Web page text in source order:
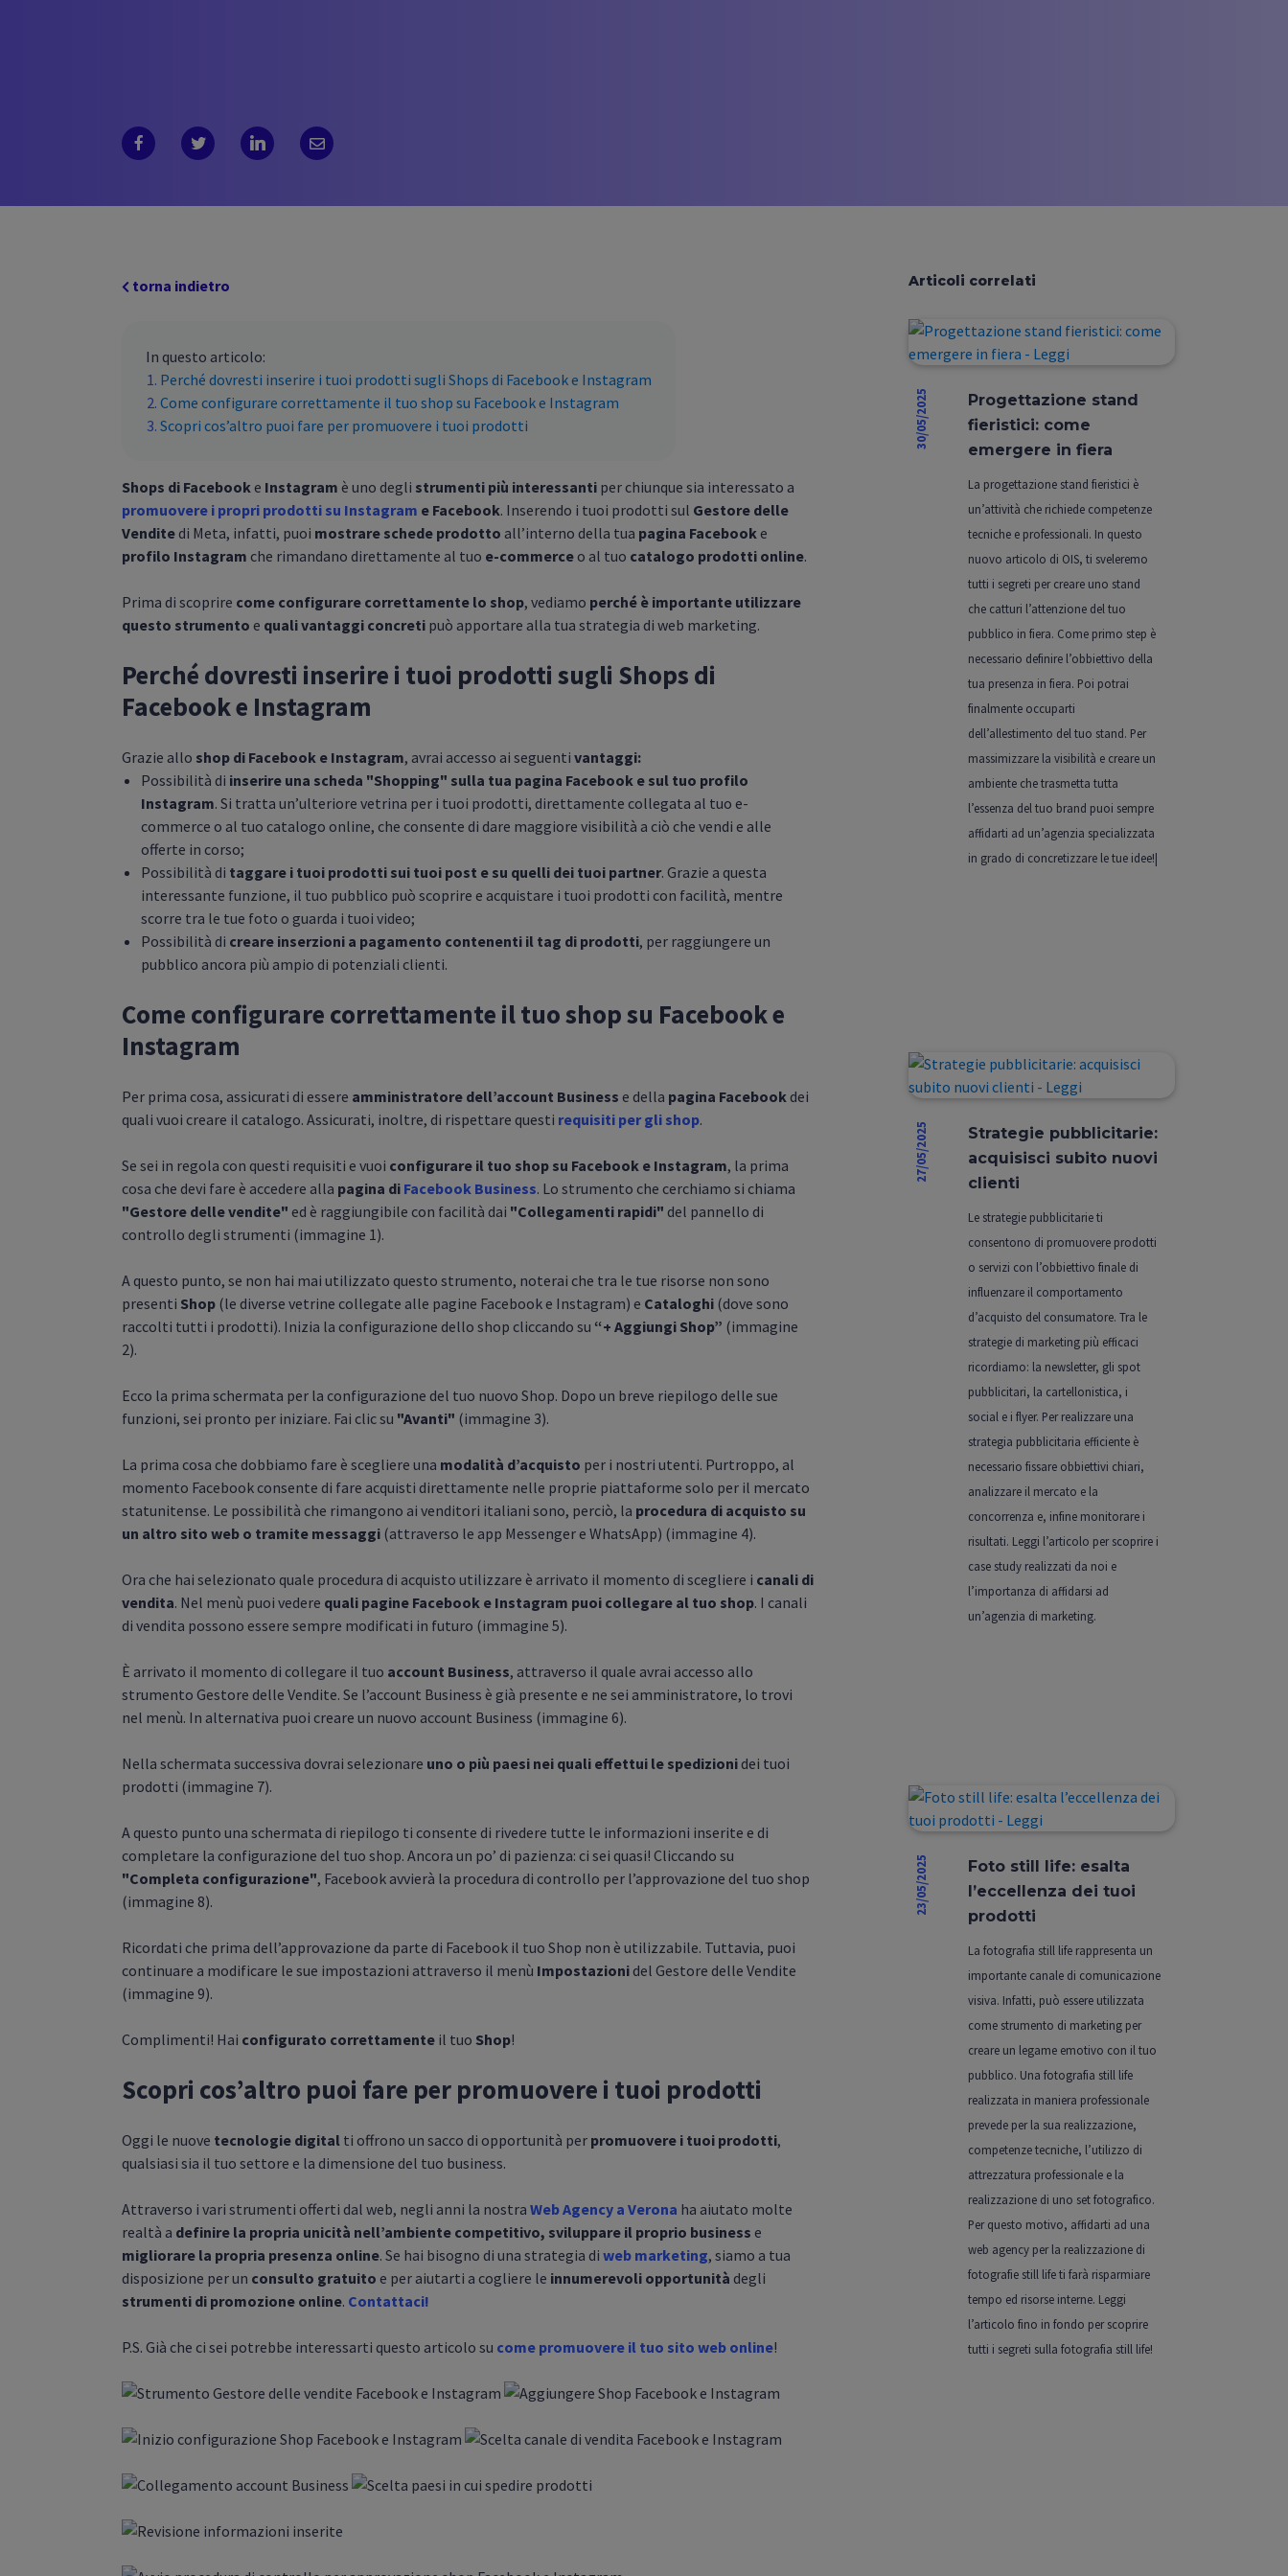
torna indietro
In questo articolo:
Perché dovresti inserire i tuoi prodotti sugli Shops di Facebook e Instagram
Come configurare correttamente il tuo shop su Facebook e Instagram
Scopri cos’altro puoi fare per promuovere i tuoi prodotti
Shops di Facebook e Instagram è uno degli strumenti più interessanti per chiunque sia interessato a
promuovere i propri prodotti su Instagram e Facebook. Inserendo i tuoi prodotti sul Gestore delle
Vendite di Meta, infatti, puoi mostrare schede prodotto all’interno della tua pagina Facebook e
profilo Instagram che rimandano direttamente al tuo e-commerce o al tuo catalogo prodotti online.
Prima di scoprire come configurare correttamente lo shop, vediamo perché è importante utilizzare
questo strumento e quali vantaggi concreti può apportare alla tua strategia di web marketing.
Perché dovresti inserire i tuoi prodotti sugli Shops di
Facebook e Instagram
Grazie allo shop di Facebook e Instagram, avrai accesso ai seguenti vantaggi:
Possibilità di inserire una scheda "Shopping" sulla tua pagina Facebook e sul tuo profilo
Instagram. Si tratta un’ulteriore vetrina per i tuoi prodotti, direttamente collegata al tuo e-
commerce o al tuo catalogo online, che consente di dare maggiore visibilità a ciò che vendi e alle
offerte in corso;
Possibilità di taggare i tuoi prodotti sui tuoi post e su quelli dei tuoi partner. Grazie a questa
interessante funzione, il tuo pubblico può scoprire e acquistare i tuoi prodotti con facilità, mentre
scorre tra le tue foto o guarda i tuoi video;
Possibilità di creare inserzioni a pagamento contenenti il tag di prodotti, per raggiungere un
pubblico ancora più ampio di potenziali clienti.
Come configurare correttamente il tuo shop su Facebook e
Instagram
Per prima cosa, assicurati di essere amministratore dell’account Business e della pagina Facebook dei
quali vuoi creare il catalogo. Assicurati, inoltre, di rispettare questi requisiti per gli shop.
Se sei in regola con questi requisiti e vuoi configurare il tuo shop su Facebook e Instagram, la prima
cosa che devi fare è accedere alla pagina di Facebook Business. Lo strumento che cerchiamo si chiama
"Gestore delle vendite" ed è raggiungibile con facilità dai "Collegamenti rapidi" del pannello di
controllo degli strumenti (immagine 1).
A questo punto, se non hai mai utilizzato questo strumento, noterai che tra le tue risorse non sono
presenti Shop (le diverse vetrine collegate alle pagine Facebook e Instagram) e Cataloghi (dove sono
raccolti tutti i prodotti). Inizia la configurazione dello shop cliccando su “+ Aggiungi Shop” (immagine
2).
Ecco la prima schermata per la configurazione del tuo nuovo Shop. Dopo un breve riepilogo delle sue
funzioni, sei pronto per iniziare. Fai clic su "Avanti" (immagine 3).
La prima cosa che dobbiamo fare è scegliere una modalità d’acquisto per i nostri utenti. Purtroppo, al
momento Facebook consente di fare acquisti direttamente nelle proprie piattaforme solo per il mercato
statunitense. Le possibilità che rimangono ai venditori italiani sono, perciò, la procedura di acquisto su
un altro sito web o tramite messaggi (attraverso le app Messenger e WhatsApp) (immagine 4).
Ora che hai selezionato quale procedura di acquisto utilizzare è arrivato il momento di scegliere i canali di
vendita. Nel menù puoi vedere quali pagine Facebook e Instagram puoi collegare al tuo shop. I canali
di vendita possono essere sempre modificati in futuro (immagine 5).
È arrivato il momento di collegare il tuo account Business, attraverso il quale avrai accesso allo
strumento Gestore delle Vendite. Se l’account Business è già presente e ne sei amministratore, lo trovi
nel menù. In alternativa puoi creare un nuovo account Business (immagine 6).
Nella schermata successiva dovrai selezionare uno o più paesi nei quali effettui le spedizioni dei tuoi
prodotti (immagine 7).
A questo punto una schermata di riepilogo ti consente di rivedere tutte le informazioni inserite e di
completare la configurazione del tuo shop. Ancora un po’ di pazienza: ci sei quasi! Cliccando su
"Completa configurazione", Facebook avvierà la procedura di controllo per l’approvazione del tuo shop
(immagine 8).
Ricordati che prima dell’approvazione da parte di Facebook il tuo Shop non è utilizzabile. Tuttavia, puoi
continuare a modificare le sue impostazioni attraverso il menù Impostazioni del Gestore delle Vendite
(immagine 9).
Complimenti! Hai configurato correttamente il tuo Shop!
Scopri cos’altro puoi fare per promuovere i tuoi prodotti
Oggi le nuove tecnologie digital ti offrono un sacco di opportunità per promuovere i tuoi prodotti,
qualsiasi sia il tuo settore e la dimensione del tuo business.
Attraverso i vari strumenti offerti dal web, negli anni la nostra Web Agency a Verona ha aiutato molte
realtà a definire la propria unicità nell’ambiente competitivo, sviluppare il proprio business e
migliorare la propria presenza online. Se hai bisogno di una strategia di web marketing, siamo a tua
disposizione per un consulto gratuito e per aiutarti a cogliere le innumerevoli opportunità degli
strumenti di promozione online. Contattaci!
P.S. Già che ci sei potrebbe interessarti questo articolo su come promuovere il tuo sito web online!
Articoli correlati
30/05/2025
Progettazione stand
fieristici: come
emergere in fiera
La progettazione stand fieristici è
un’attività che richiede competenze
tecniche e professionali. In questo
nuovo articolo di OIS, ti sveleremo
tutti i segreti per creare uno stand
che catturi l’attenzione del tuo
pubblico in fiera. Come primo step è
necessario definire l’obbiettivo della
tua presenza in fiera. Poi potrai
finalmente occuparti
dell’allestimento del tuo stand. Per
massimizzare la visibilità e creare un
ambiente che trasmetta tutta
l’essenza del tuo brand puoi sempre
affidarti ad un’agenzia specializzata
in grado di concretizzare le tue idee!|
27/05/2025
Strategie pubblicitarie:
acquisisci subito nuovi
clienti
Le strategie pubblicitarie ti
consentono di promuovere prodotti
o servizi con l’obbiettivo finale di
influenzare il comportamento
d’acquisto del consumatore. Tra le
strategie di marketing più efficaci
ricordiamo: la newsletter, gli spot
pubblicitari, la cartellonistica, i
social e i flyer. Per realizzare una
strategia pubblicitaria efficiente è
necessario fissare obbiettivi chiari,
analizzare il mercato e la
concorrenza e, infine monitorare i
risultati. Leggi l’articolo per scoprire i
case study realizzati da noi e
l’importanza di affidarsi ad
un’agenzia di marketing.
23/05/2025
Foto still life: esalta
l’eccellenza dei tuoi
prodotti
La fotografia still life rappresenta un
importante canale di comunicazione
visiva. Infatti, può essere utilizzata
come strumento di marketing per
creare un legame emotivo con il tuo
pubblico. Una fotografia still life
realizzata in maniera professionale
prevede per la sua realizzazione,
competenze tecniche, l’utilizzo di
attrezzatura professionale e la
realizzazione di uno set fotografico.
Per questo motivo, affidarti ad una
web agency per la realizzazione di
fotografie still life ti farà risparmiare
tempo ed risorse interne. Leggi
l’articolo fino in fondo per scoprire
tutti i segreti sulla fotografia still life!